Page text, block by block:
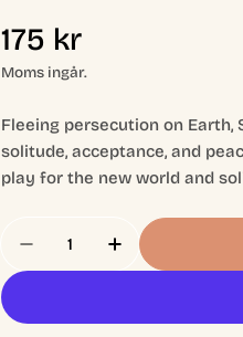
Ordinarie
pris
175 kr
Moms ingår.
Fleeing persecution on
solitude, acceptance, and
play for the new world and
Minska Antal För
Öka Antal